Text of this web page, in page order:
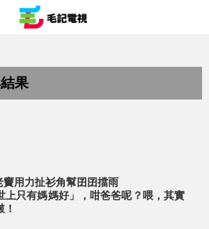
果
竇用力扯衫角幫囝囝擋雨
上只有媽媽好」，咁爸爸呢？喂，其實